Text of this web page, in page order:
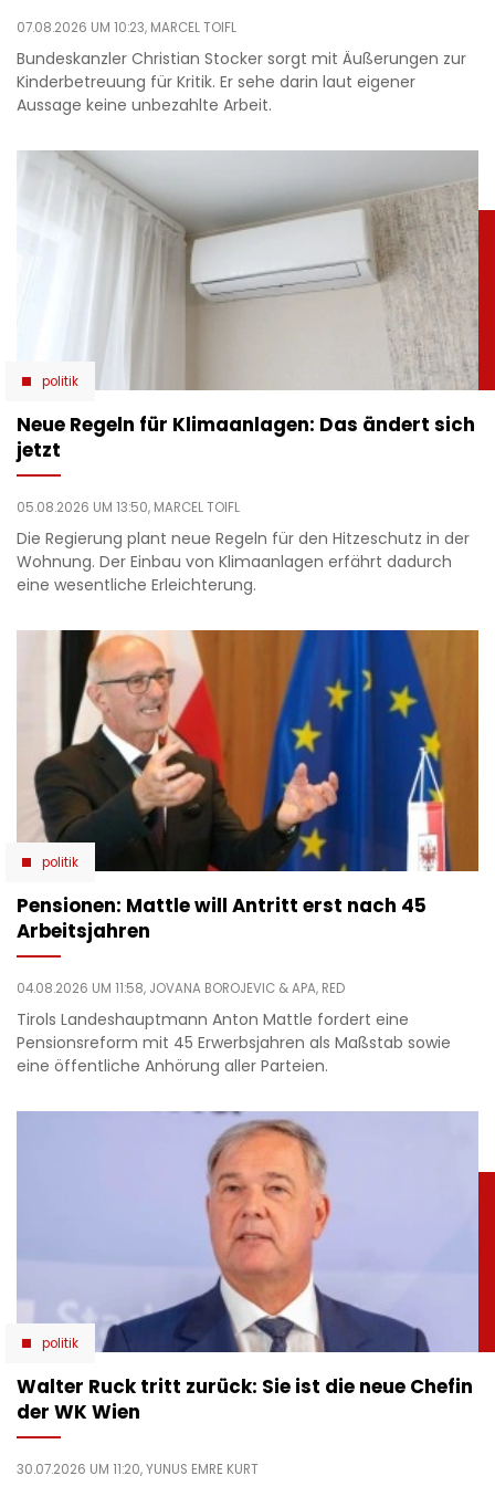
07.08.2026 UM 10:23, MARCEL TOIFL
Bundeskanzler Christian Stocker sorgt mit Äußerungen zur
Kinderbetreuung für Kritik. Er sehe darin laut eigener
Aussage keine unbezahlte Arbeit.
politik
Neue Regeln für Klimaanlagen: Das ändert sich
jetzt
05.08.2026 UM 13:50, MARCEL TOIFL
Die Regierung plant neue Regeln für den Hitzeschutz in der
Wohnung. Der Einbau von Klimaanlagen erfährt dadurch
eine wesentliche Erleichterung.
politik
Pensionen: Mattle will Antritt erst nach 45
Arbeitsjahren
04.08.2026 UM 11:58, JOVANA BOROJEVIC & APA, RED
Tirols Landeshauptmann Anton Mattle fordert eine
Pensionsreform mit 45 Erwerbsjahren als Maßstab sowie
eine öffentliche Anhörung aller Parteien.
politik
Walter Ruck tritt zurück: Sie ist die neue Chefin
der WK Wien
30.07.2026 UM 11:20,YUNUS EMRE KURT